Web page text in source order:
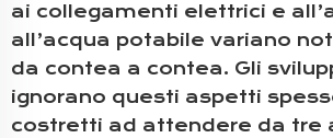
ai collegamenti elettrici e
all’acqua potabile variano
da contea a contea. Gli
ignorano questi aspetti
costretti ad attendere da tre